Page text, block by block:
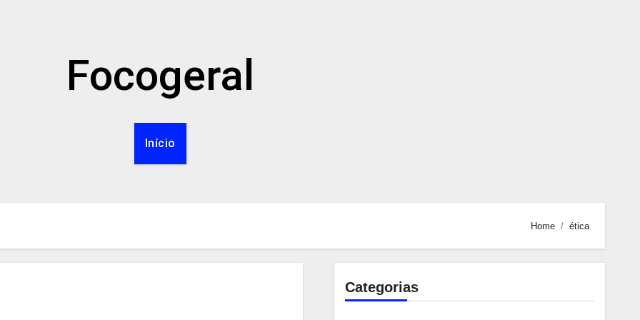
Focogeral
Início
Home ética
Categorias